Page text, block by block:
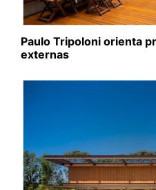
Paulo Tripoloni orienta
externas